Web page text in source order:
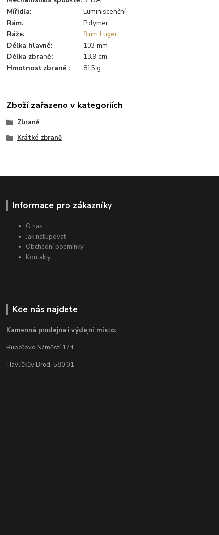
Mířidla:
Luminiscenční
Rám:
Polymer
Ráže:
9mm Luger
Délka hlavně:
103 mm
Délka zbraně:
18.9 cm
Hmotnost zbraně : 815 g
Zboží zařazeno v kategoriích
Zbraně
Krátké zbraně
Informace pro zákazníky
O nás
Jak nakupovat
Obchodní podmínky
Kontakty
Kde nás najdete
Kamenná prodejna i výdejní místo:
Rubešovo Náměstí 174
Havlíčkův Brod, 580 01